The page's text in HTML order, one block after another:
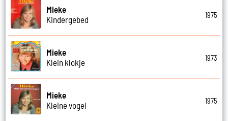
Mieke
Kindergebed
1975
Mieke
Klein klokje
1973
Mieke
Kleine vogel
1975